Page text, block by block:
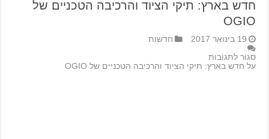
חדש בארץ: תיקי הציוד והרכיבה הטכניים של
OGIO
19 בינואר 2017
חדשות
סגור לתגובות
על חדש בארץ: תיקי הציוד והרכיבה הטכניים של OGIO